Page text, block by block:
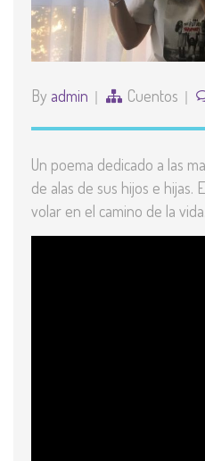
By admin Cuentos
Un poema dedicado a las
de alas de sus hijos e hijas.
volar en el camino de la vida.